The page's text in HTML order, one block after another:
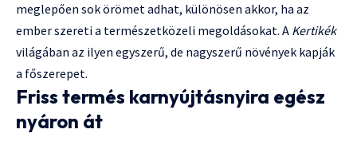
meglepően sok örömet adhat, különösen akkor, ha az
ember szereti a természetközeli megoldásokat. A Kertikék
világában az ilyen egyszerű, de nagyszerű növények kapják
a főszerepet.
Friss termés karnyújtásnyira egész
nyáron át